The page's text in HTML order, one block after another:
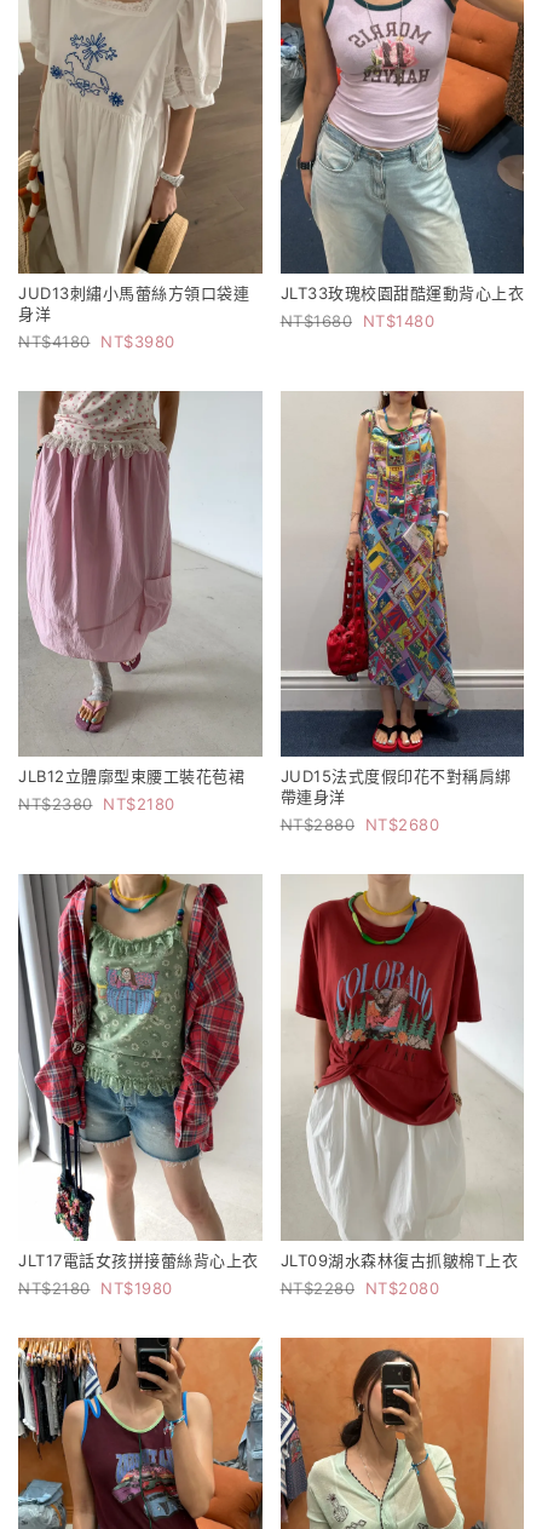
JUD13刺繡小馬蕾絲方領口袋連
身洋
4180
3980
JLT33玫瑰校園甜酷運動背心上衣
1680
1480
JLB12立體廓型束腰工裝花苞裙
2380
2180
JUD15法式度假印花不對稱肩綁
帶連身洋
2880
2680
JLT17電話女孩拼接蕾絲背心上衣
2180
1980
JLT09湖水森林復古抓皺棉T上衣
2280
2080